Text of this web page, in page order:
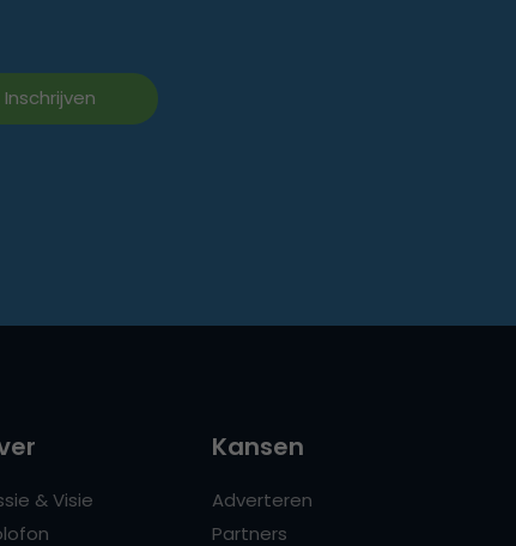
& Visie
Kansen
Adverteren
Partners